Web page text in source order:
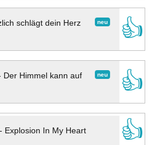
neu
schlägt dein Herz
👍
neu
Der Himmel kann auf
👍
Explosion In My Heart
👍